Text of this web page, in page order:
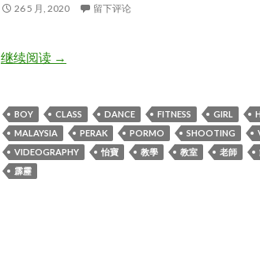
26 5 月, 2020 留下评论
继续阅读God Is Woman – Ariana Grande /
→
BOY CLASS DANCE FITNESS GIRL
MALAYSIA
PERAK PORMO SHOOTING
VIDEOGRAPHY
怡寶 教學 教室 老師
霹靂